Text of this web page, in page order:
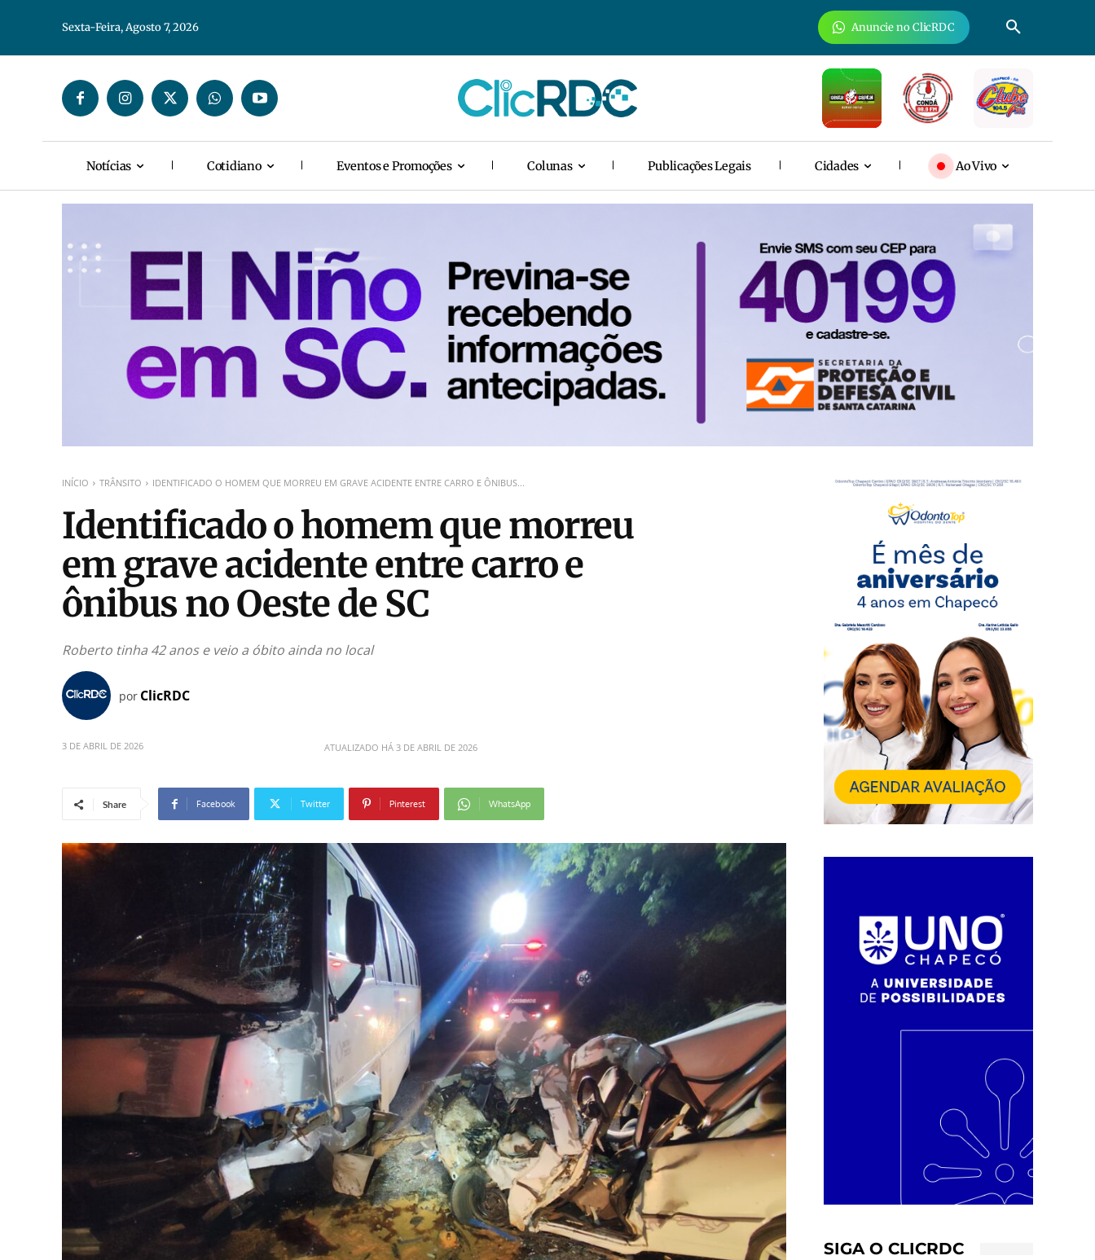
Sexta-Feira, Agosto 7, 2026 Anuncie no ClicRDC
Notícias Cotidiano Eventos e Promoções Colunas Publicações Legais Cidades Ao Vivo
INÍCIO TRÂNSITO IDENTIFICADO O HOMEM QUE MORREU EM GRAVE ACIDENTE ENTRE CARRO E ÔNIBUS...
Identificado o homem que morreu
em grave acidente entre carro e
ônibus no Oeste de SC
Roberto tinha 42 anos e veio a óbito ainda no local
por ClicRDC
3 DE ABRIL DE 2026 ATUALIZADO HÁ 3 DE ABRIL DE 2026
Share Facebook Twitter Pinterest WhatsApp
SIGA O CLICRDC